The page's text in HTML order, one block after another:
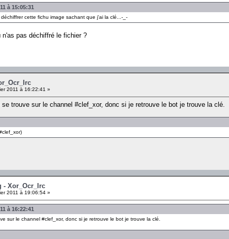
à 15:05:31
cette fichu image sachant que j'ai la clé...-_-
pas déchiffré le fichier ?
2011 à 16:22:41 »
trouve sur le channel #clef_xor, donc si je retrouve le bot je trouve la clé.
- Xor_Ocr_Irc
2011 à 19:06:54 »
à 16:22:41
sur le channel #clef_xor, donc si je retrouve le bot je trouve la clé.